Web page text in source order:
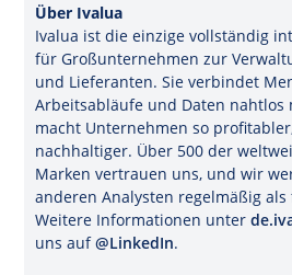
Über Ivalua
Ivalua ist die einzige vollständig
für Großunternehmen zur
und Lieferanten. Sie verbindet
Arbeitsabläufe und Daten
macht Unternehmen so
nachhaltiger. Über 500 der
Marken vertrauen uns, und wir
anderen Analysten regelmäßig
Weitere Informationen unter
uns auf@LinkedIn.